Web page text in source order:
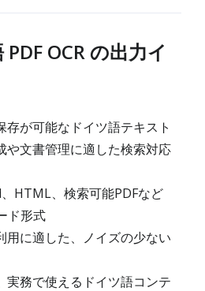
PDF OCR の出力イ
存が可能なドイツ語テキスト
や文書管理に適した検索対応
HTML、検索可能PDFなど
ド形式
用に適した、ノイズの少ない
実務で使えるドイツ語コンテ